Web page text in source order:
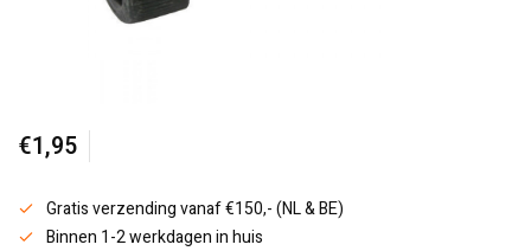
€1,95
Gratis verzending vanaf €150,- (NL & BE)
Binnen 1-2 werkdagen in huis